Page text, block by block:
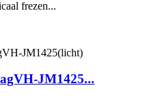
frezen...
JM1425...